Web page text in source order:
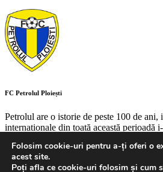
FC Petrolul Ploiești
Petrolul are o istorie de peste 100 de ani,
internaționale din toată această perioadă
Creat cudeStudio Panda.
Copyright 1924-2026 FC Petrolul
Folosim cookie-uri pentru a-ți oferi o
acest site.
Poți afla ce cookie-uri folosim și cum